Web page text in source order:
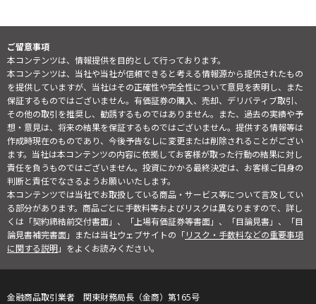
ご留意事項
本コンテンツは、情報提供を目的として行っております。
本コンテンツは、当社や当社が信頼できると考える情報源から提供されたもの
を提供していますが、当社はその正確性や完全性について意見を表明し、また
保証するものではございません。有価証券の購入、売却、デリバティブ取引、
その他の取引を推奨し、勧誘するものではありません。また、過去の実績や予
想・意見は、将来の結果を保証するものではございません。提供する情報等は
作成時現在のものであり、今後予告なしに変更または削除されることがござい
ます。当社は本コンテンツの内容に依拠してお客様が取った行動の結果に対し
責任を負うものではございません。投資にかかる最終決定は、お客様ご自身の
判断と責任でなさるようお願いいたします。
本コンテンツでは当社でお取扱している商品・サービス等について言及してい
る部分があります。商品ごとに手数料等およびリスクは異なりますので、詳し
くは「契約締結前交付書面」、「上場有価証券等書面」、「目論見書」、「目
論見書補完書面」または当社ウェブサイトの「リスク・手数料などの重要事項
に関する説明」をよくお読みください。
金融商品取引業者 関東財務局長（金商）第165号